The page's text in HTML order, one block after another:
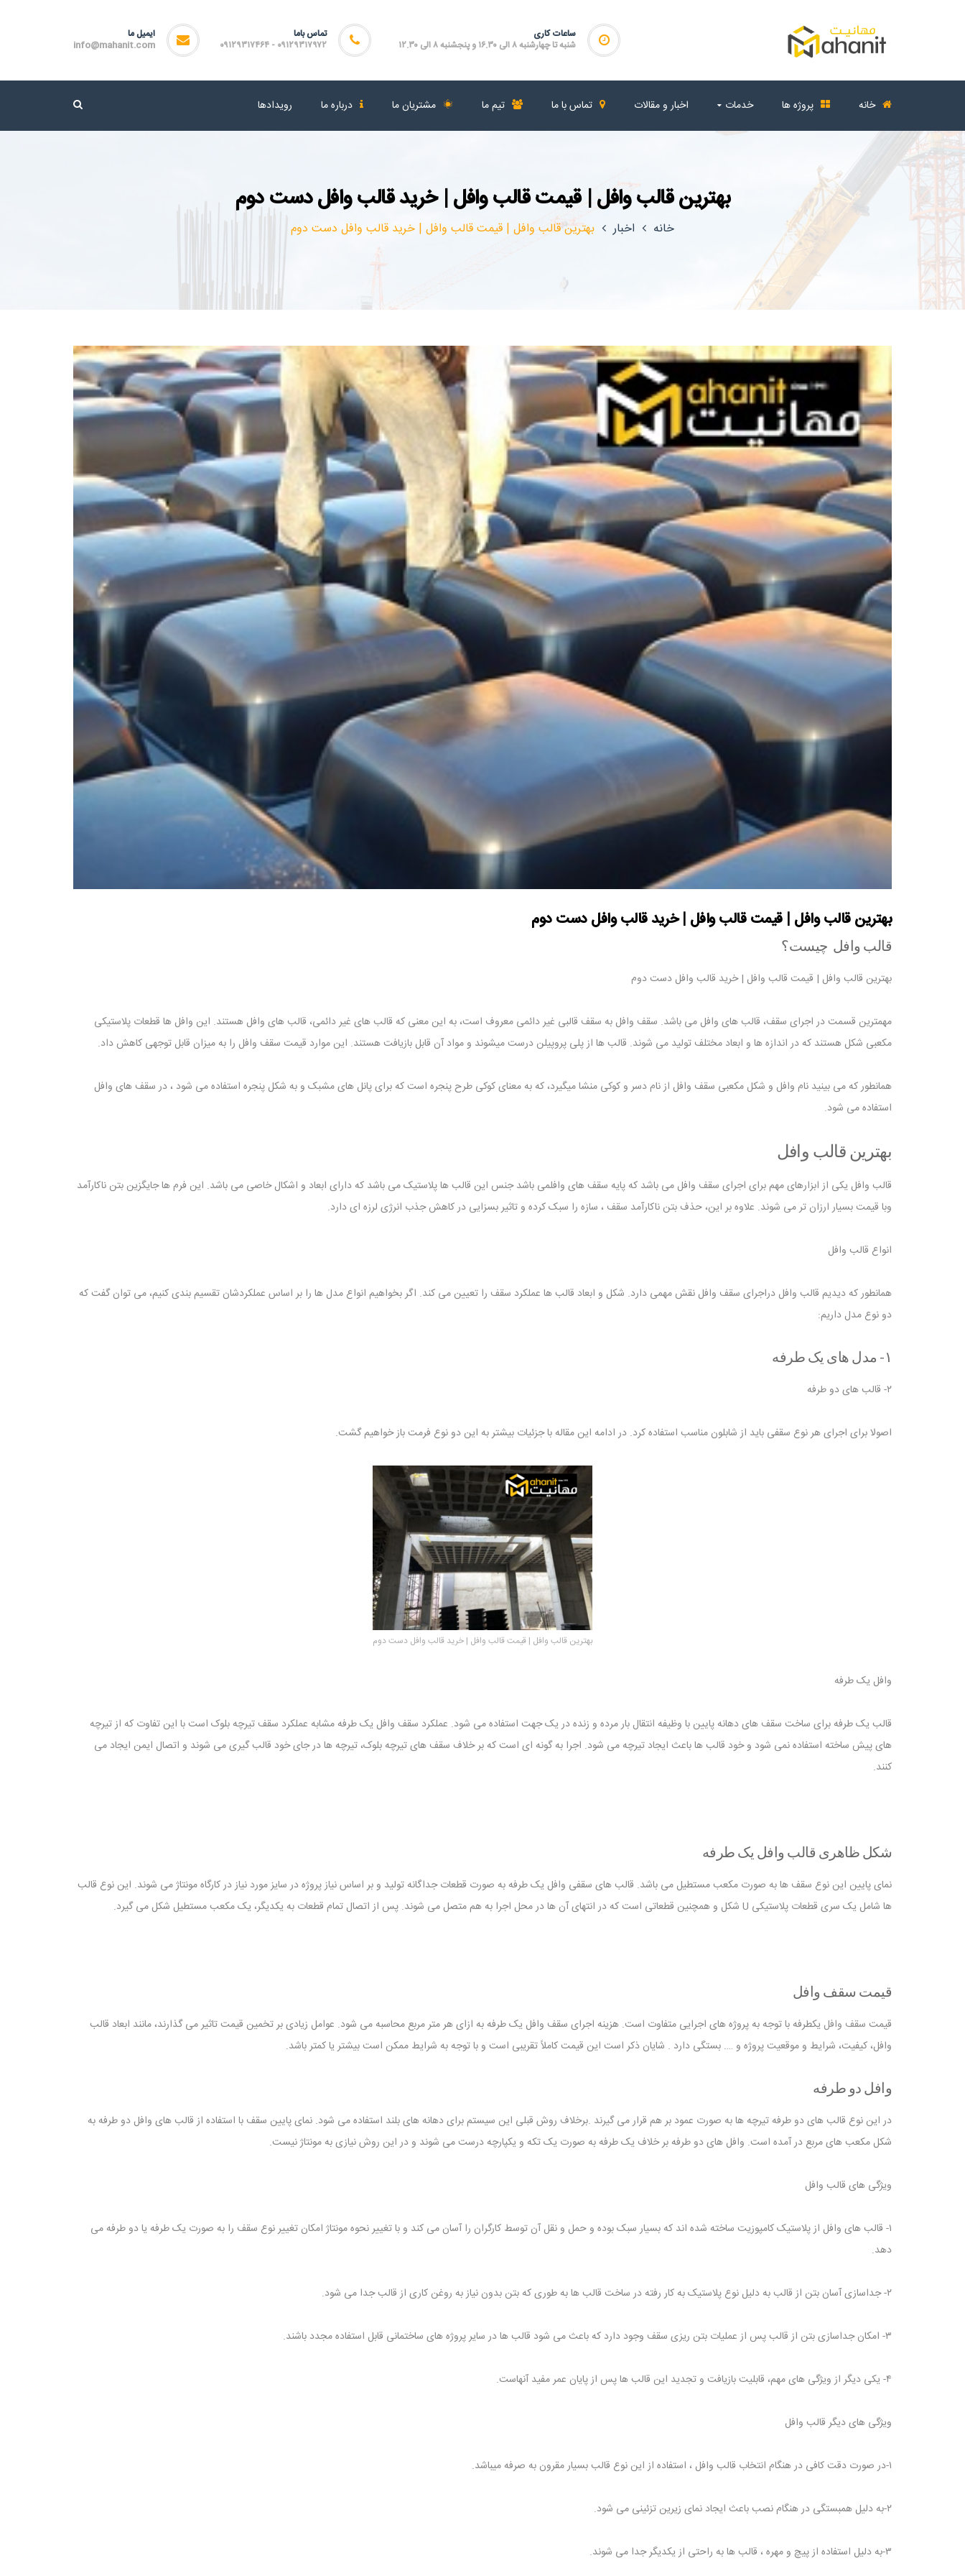
ایمیل ما
info@mahanit.com
تماس باما
۰۹۱۲۹۳۱۷۹۷۲ - ۰۹۱۲۹۳۱۷۴۶۴
ساعات کاری
شنبه تا چهارشنبه ۸ الی ۱۶.۳۰ و پنجشنبه ۸ الی ۱۲.۳۰
خانه پروژه ها خدمات اخبار و مقالات تماس با ما تیم ما مشتریان ما درباره ما رویدادها
بهترین قالب وافل | قیمت قالب وافل | خرید قالب وافل دست دوم
خانه اخبار بهترین قالب وافل | قیمت قالب وافل | خرید قالب وافل دست دوم
بهترین قالب وافل | قیمت قالب وافل | خرید قالب وافل دست دوم
قالب وافل چیست؟
بهترین قالب وافل | قیمت قالب وافل | خرید قالب وافل دست دوم
مهمترین قسمت در اجرای سقف، قالب های وافل می باشد. سقف وافل به سقف قالبی غیر دائمی معروف است، به این معنی که قالب های غیر دائمی، قالب های وافل هستند. این وافل ها قطعات پلاستیکی
مکعبی شکل هستند که در اندازه ها و ابعاد مختلف تولید می شوند. قالب ها از پلی پروپیلن درست میشوند و مواد آن قابل بازیافت هستند. این موارد قیمت سقف وافل را به میزان قابل توجهی کاهش داد.
همانطور که می بینید نام وافل و شکل مکعبی سقف وافل از نام دسر و کوکی منشا میگیرد، که به معنای کوکی طرح پنجره است که برای پانل های مشبک و به شکل پنجره استفاده می شود ، در سقف های وافل
استفاده می شود.
بهترین قالب وافل
قالب وافل یکی از ابزارهای مهم برای اجرای سقف وافل می باشد که پایه سقف های وافلمی باشد جنس این قالب ها پلاستیک می باشد که دارای ابعاد و اشکال خاصی می باشد. این فرم ها جایگزین بتن ناکارآمد
وبا قیمت بسیار ارزان تر می شوند. علاوه بر این، حذف بتن ناکارآمد سقف ، سازه را سبک کرده و تاثیر بسزایی در کاهش جذب انرژی لرزه ای دارد.
انواع قالب وافل
همانطور که دیدیم قالب وافل دراجرای سقف وافل نقش مهمی دارد. شکل و ابعاد قالب ها عملکرد سقف را تعیین می کند. اگر بخواهیم انواع مدل ها را بر اساس عملکردشان تقسیم بندی کنیم، می توان گفت که
دو نوع مدل داریم:
۱- مدل های یک طرفه
۲- قالب های دو طرفه
اصولا برای اجرای هر نوع سقفی باید از شابلون مناسب استفاده کرد. در ادامه این مقاله با جزئیات بیشتر به این دو نوع فرمت باز خواهیم گشت.
بهترین قالب وافل | قیمت قالب وافل | خرید قالب وافل دست دوم
وافل یک طرفه
قالب یک طرفه برای ساخت سقف های دهانه پایین با وظیفه انتقال بار مرده و زنده در یک جهت استفاده می شود. عملکرد سقف وافل یک طرفه مشابه عملکرد سقف تیرچه بلوک است با این تفاوت که از تیرچه
های پیش ساخته استفاده نمی شود و خود قالب ها باعث ایجاد تیرچه می شود. اجرا به گونه ای است که بر خلاف سقف های تیرچه بلوک، تیرچه ها در جای خود قالب گیری می شوند و اتصال ایمن ایجاد می
کنند.
شکل ظاهری قالب وافل یک‌ طرفه
نمای پایین این نوع سقف ها به صورت مکعب مستطیل می باشد. قالب های سقفی وافل یک طرفه به صورت قطعات جداگانه تولید و بر اساس نیاز پروژه در سایز مورد نیاز در کارگاه مونتاژ می شوند. این نوع قالب
ها شامل یک سری قطعات پلاستیکی U شکل و همچنین قطعاتی است که در انتهای آن ها در محل اجرا به هم متصل می شوند. پس از اتصال تمام قطعات به یکدیگر، یک مکعب مستطیل شکل می گیرد.
قیمت سقف وافل
قیمت سقف وافل یکطرفه با توجه به پروژه های اجرایی متفاوت است. هزینه اجرای سقف وافل یک طرفه به ازای هر متر مربع محاسبه می شود. عوامل زیادی بر تخمین قیمت تاثیر می گذارند، مانند ابعاد قالب
وافل، کیفیت، شرایط و موقعیت پروژه و …. بستگی دارد . شایان ذکر است این قیمت کاملاً تقریبی است و با توجه به شرایط ممکن است بیشتر یا کمتر باشد.
وافل دو طرفه
در این نوع قالب های دو طرفه تیرچه ها به صورت عمود بر هم قرار می گیرند .برخلاف روش قبلی این سیستم برای دهانه های بلند استفاده می شود. نمای پایین سقف با استفاده از قالب های وافل دو طرفه به
شکل مکعب های مربع در آمده است. وافل های دو طرفه بر خلاف یک طرفه به صورت یک تکه و یکپارچه درست می شوند و در این روش نیازی به مونتاژ نیست.
ویژگی های قالب وافل
۱- قالب های وافل از پلاستیک کامپوزیت ساخته شده اند که بسیار سبک بوده و حمل و نقل آن توسط کارگران را آسان می کند و با تغییر نحوه مونتاژ امکان تغییر نوع سقف را به صورت یک طرفه یا دو طرفه می
دهد.
۲- جداسازی آسان بتن از قالب به دلیل نوع پلاستیک به کار رفته در ساخت قالب ها به طوری که بتن بدون نیاز به روغن کاری از قالب جدا می شود.
۳- امکان جداسازی بتن از قالب پس از عملیات بتن ریزی سقف وجود دارد که باعث می شود قالب ها در سایر پروژه های ساختمانی قابل استفاده مجدد باشند.
۴- یکی دیگر از ویژگی های مهم، قابلیت بازیافت و تجدید این قالب ها پس از پایان عمر مفید آنهاست.
ویژگی های دیگر قالب وافل
۱-در صورت دقت کافی در هنگام انتخاب قالب وافل ، استفاده از این نوع قالب بسیار مقرون به صرفه میباشد.
۲-به دلیل همبستگی در هنگام نصب باعث ایجاد نمای زیرین تزئینی می شود.
۳-به دلیل استفاده از پیچ و مهره ، قالب ها به راحتی از یکدیگر جدا می شوند.